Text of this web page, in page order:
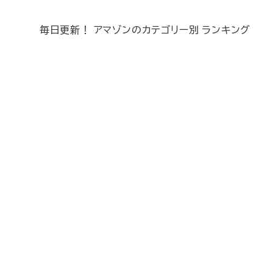
毎日更新！ アマゾンのカテゴリー別 ランキング